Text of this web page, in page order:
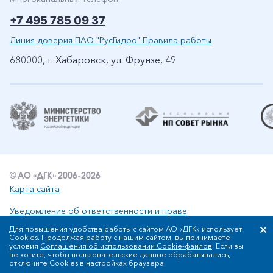
+7 495 785 09 37
Линия доверия ПАО "РусГидро" Правила работы
680000, г. Хабаровск, ул. Фрунзе, 49
© АО «ДГК» 2006-2026
Карта сайта
Уведомление об ответственности и праве
интеллектуальной собственности
Политика АО «ДГК» в отношении обработки персональных
данных
Сообщить об ошибке: ctrl+enter
Для повышения удобства работы с сайтом АО «ДГК» использует
Cookies. Продолжая работу с нашим сайтом, вы принимаете
условия Соглашения об использовании Cookie-файлов. Если вы
не хотите, чтобы пользовательские данные обрабатывались,
отключите Cookies в настройках браузера.